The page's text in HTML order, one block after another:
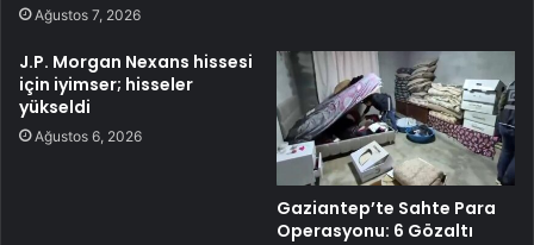
Ağustos 7, 2026
J.P. Morgan Nexans hissesi
için iyimser; hisseler
yükseldi
Ağustos 6, 2026
Gaziantep’te Sahte Para
Operasyonu: 6 Gözaltı